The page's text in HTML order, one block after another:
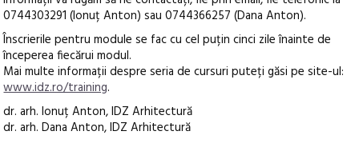
0744303291 (Ionuț Anton) sau 0744366257 (Dana Anton).
Înscrierile pentru module se fac cu cel puțin cinci zile înainte de
începerea fiecărui modul.
Mai multe informații despre seria de cursuri puteți găsi pe site-ul:
www.idz.ro/training.
dr. arh. Ionuț Anton, IDZ Arhitectură
dr. arh. Dana Anton, IDZ Arhitectură